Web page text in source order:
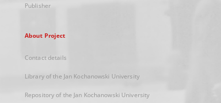
Publisher
About Project
Contact details
Library of the Jan Kochanowski University
Repository of the Jan Kochanowski University